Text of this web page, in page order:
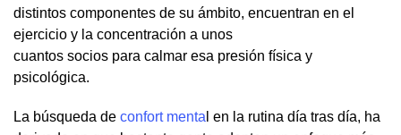
distintos componentes de su ámbito, encuentran en el
ejercicio y la concentración a unos
cuantos socios para calmar esa presión física y
psicológica.
La búsqueda de confort menta l en la rutina día tras día, ha